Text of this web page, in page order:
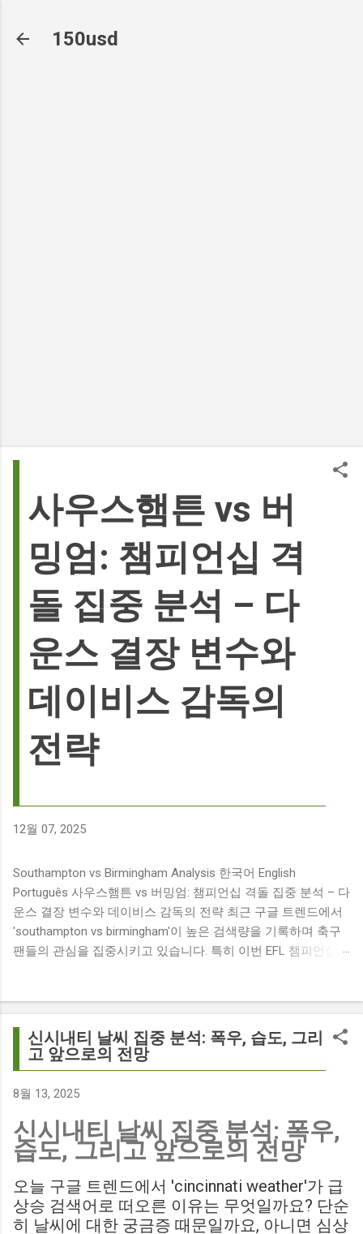
150usd
사우스햄튼 vs 버
밍엄: 챔피언십 격
돌 집중 분석 – 다
운스 결장 변수와
데이비스 감독의
전략
12월 07, 2025
Southampton vs Birmingham Analysis 한국어 English
Português 사우스햄튼 vs 버밍엄: 챔피언십 격돌 집중 분석 – 다
운스 결장 변수와 데이비스 감독의 전략 최근 구글 트렌드에서
'southampton vs birmingham'이 높은 검색량을 기록하며 축구
팬들의 관심을 집중시키고 있습니다. 특히 이번 EFL 챔피언십
다음과 같습니다. The 9 players set to miss Southampton v
Birmingham City ft £7m striker Damion Downs : 사우스햄튼과
버밍엄 시티 경기에서 총 9명의 선수가 결장할 예정이며, 특히
700만 파운드 스트라이커 데미언 다운스의 결장은 사우스햄튼
Birmingham City LIVE Score Updates in EFL Championship
Match : 경기 당일 실시간 스코어 업데이트를 제공하는 뉴스로,
팬들의 높은 관심도를 반영합니다. Chris Davies: Birmingham
City boss says his side have to try to "be themselves" away
from home : 버밍엄 시티의 크리스 데이비스 감독은 원정 경기
에서 팀 고유의 색깔을 유지하는 것이 중요하다고 강조했습니
신시내티 날씨 집중 분석: 폭우, 습도, 그리
고 앞으로의 전망
8월 13, 2025
신시내티 날씨 집중 분석: 폭우,
습도, 그리고 앞으로의 전망
오늘 구글 트렌드에서 'cincinnati weather'가 급
상승 검색어로 떠오른 이유는 무엇일까요? 단순
히 날씨에 대한 궁금증 때문일까요, 아니면 심상